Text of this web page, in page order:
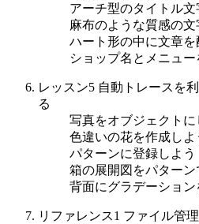
アーチ型のタイトル文
麻布のような質感の文
ハート形の中に文章を
ショップ名とメニュー
レッスン5 自動トレースを
る
写真をオブジェクトに
色違いの花を作成しよ
パターンに登録しよう
箱の展開図をパターン
背面にグラデーション
リファレンス1 ファイル管